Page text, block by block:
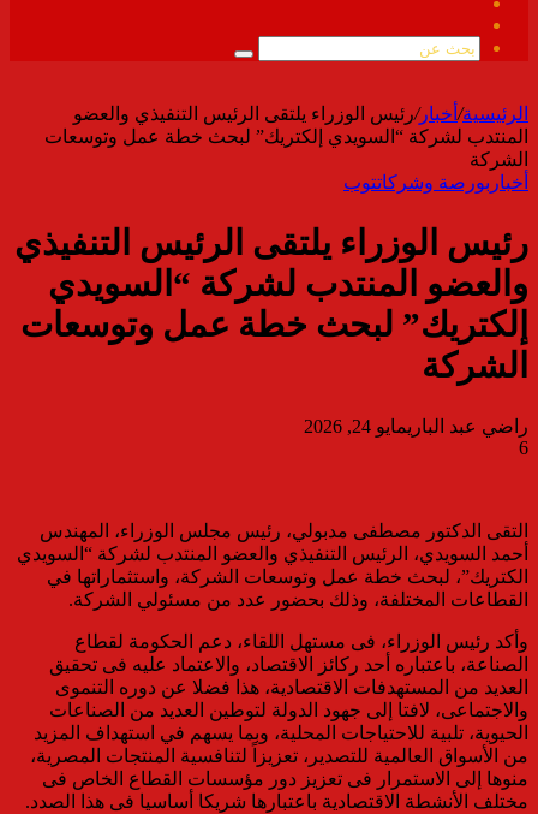
الموقع
بحث
الرئيسية/ أخبار/رئيس الوزراء يلتقى الرئيس التنفيذي والعضو
المنتدب لشركة “السويدي إلكتريك” لبحث خطة عمل وتوسعات
الشركة
أخبار بورصة وشركاتتوب
رئيس الوزراء يلتقى الرئيس التنفيذي
والعضو المنتدب لشركة “السويدي
إلكتريك” لبحث خطة عمل وتوسعات
الشركة
راضي عبد الباريمايو 24, 2026
6
التقى الدكتور مصطفى مدبولي، رئيس مجلس الوزراء، المهندس
أحمد السويدي، الرئيس التنفيذي والعضو المنتدب لشركة “السويدي
الكتريك”، لبحث خطة عمل وتوسعات الشركة، واستثماراتها في
القطاعات المختلفة، وذلك بحضور عدد من مسئولي الشركة.
وأكد رئيس الوزراء، فى مستهل اللقاء، دعم الحكومة لقطاع
الصناعة، باعتباره أحد ركائز الاقتصاد، والاعتماد عليه فى تحقيق
العديد من المستهدفات الاقتصادية، هذا فضلا عن دوره التنموى
والاجتماعى، لافتا إلى جهود الدولة لتوطين العديد من الصناعات
الحيوية، تلبية للاحتياجات المحلية، وبما يسهم في استهداف المزيد
من الأسواق العالمية للتصدير، تعزيزاً لتنافسية المنتجات المصرية،
منوها إلى الاستمرار فى تعزيز دور مؤسسات القطاع الخاص فى
مختلف الأنشطة الاقتصادية باعتبارها شريكا أساسيا فى هذا الصدد.